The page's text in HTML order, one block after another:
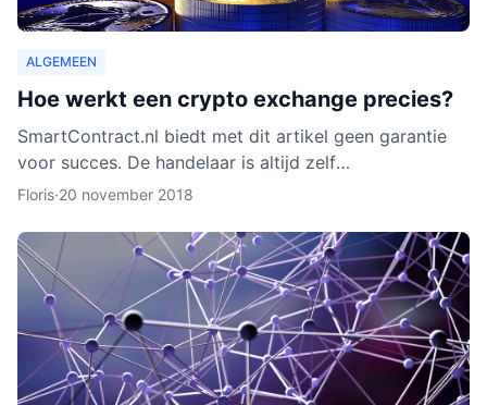
ALGEMEEN
Hoe werkt een crypto exchange precies?
SmartContract.nl biedt met dit artikel geen garantie
voor succes. De handelaar is altijd zelf
verantwoordelijk voor zijn of haar munten. Het is
Floris·20 november 2018